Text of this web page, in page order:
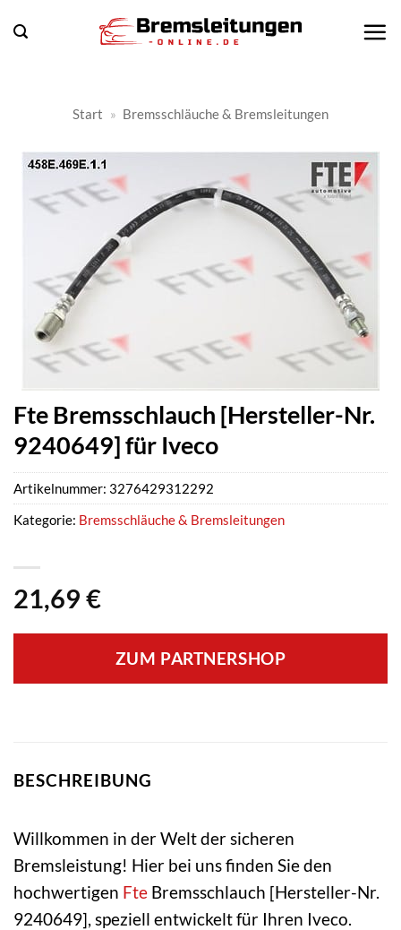
Inhalt
Start » Bremsschläuche & Bremsleitungen
Fte Bremsschlauch [Hersteller-Nr.
9240649] für Iveco
21,69 €
ZUM PARTNERSHOP
Artikelnummer: 3276429312292
Kategorie: Bremsschläuche & Bremsleitungen
BESCHREIBUNG
Willkommen in der Welt der sicheren
Bremsleistung! Hier bei uns finden Sie den
hochwertigen Fte Bremsschlauch [Hersteller-Nr.
9240649], speziell entwickelt für Ihren Iveco.